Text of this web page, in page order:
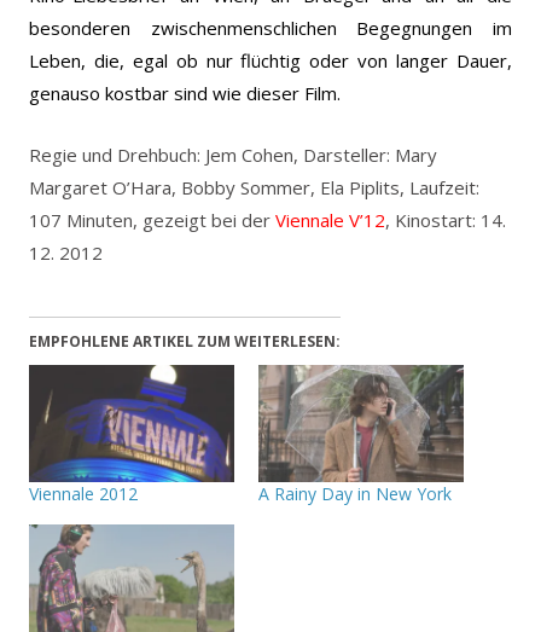
besonderen zwischenmenschlichen Begegnungen im
Leben, die, egal ob nur flüchtig oder von langer Dauer,
genauso kostbar sind wie dieser Film.
Regie und Drehbuch: Jem Cohen, Darsteller: Mary
Margaret O’Hara, Bobby Sommer, Ela Piplits, Laufzeit:
107 Minuten, gezeigt bei der Viennale V’12, Kinostart: 14.
12. 2012
EMPFOHLENE ARTIKEL ZUM WEITERLESEN:
Viennale 2012 A Rainy Day in New York